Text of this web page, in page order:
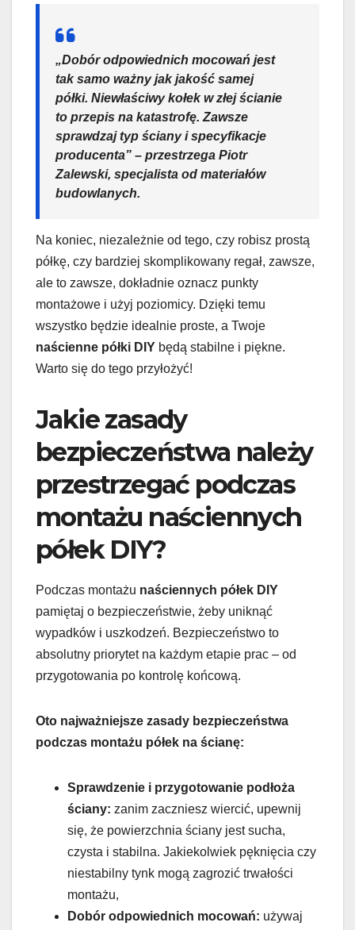
„Dobór odpowiednich mocowań jest
tak samo ważny jak jakość samej
półki. Niewłaściwy kołek w złej ścianie
to przepis na katastrofę. Zawsze
sprawdzaj typ ściany i specyfikacje
producenta” – przestrzega Piotr
Zalewski, specjalista od materiałów
budowlanych.
Na koniec, niezależnie od tego, czy robisz prostą
półkę, czy bardziej skomplikowany regał, zawsze,
ale to zawsze, dokładnie oznacz punkty
montażowe i użyj poziomicy. Dzięki temu
wszystko będzie idealnie proste, a Twoje
naścienne półki DIY będą stabilne i piękne.
Warto się do tego przyłożyć!
Jakie zasady
bezpieczeństwa należy
przestrzegać podczas
montażu naściennych
półek DIY?
Podczas montażu naściennych półek DIY
pamiętaj o bezpieczeństwie, żeby uniknąć
wypadków i uszkodzeń. Bezpieczeństwo to
absolutny priorytet na każdym etapie prac – od
przygotowania po kontrolę końcową.
Oto najważniejsze zasady bezpieczeństwa
podczas montażu półek na ścianę:
Sprawdzenie i przygotowanie podłoża
ściany: zanim zaczniesz wiercić, upewnij
się, że powierzchnia ściany jest sucha,
czysta i stabilna. Jakiekolwiek pęknięcia czy
niestabilny tynk mogą zagrozić trwałości
montażu,
Dobór odpowiednich mocowań: używaj